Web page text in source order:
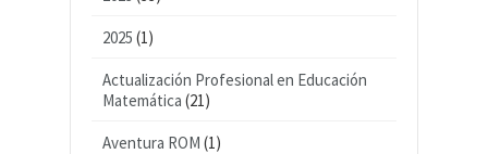
2025 (1)
Actualización Profesional en Educación
Matemática (21)
Aventura ROM (1)